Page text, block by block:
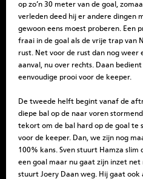
op zo’n 30 meter van de goal,
verleden deed hij er andere dingen
gewoon eens moest proberen. Een
fraai in de goal als de vrije trap van
rust. Net voor de rust dan nog weer
aanval, nu over rechts. Daan
eenvoudige prooi voor de keeper.
De tweede helft begint vanaf de
diepe bal op de naar voren
tekort om de bal hard op de goal te
voor de keeper. Dan, we zijn nog
100% kans. Sven stuurt Hamza
een goal maar nu gaat zijn inzet net
stuurt Joery Daan weg. Hij gaat